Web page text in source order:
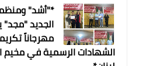
أخبار ‏البص
*تقبّل التبريكات
*"أشد"
الجديد "مجد"
مهرجاناً
الشهادات الرسمية في